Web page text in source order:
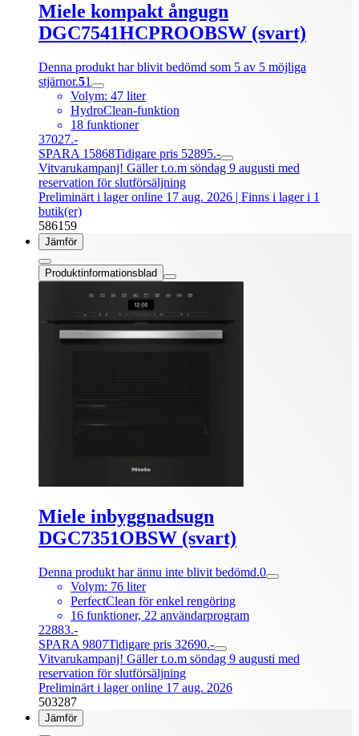
Miele kompakt ångugn
DGC7541HCPROOBSW (svart)
Denna produkt har blivit bedömd som 5 av 5 möjliga
stjärnor.51
Volym: 47 liter
HydroClean-funktion
18 funktioner
37027.-
SPARA 15868Tidigare pris 52895.-
Vitvarukampanj! Gäller t.o.m söndag 9 augusti med
reservation för slutförsäljning
Preliminärt i lager online 17 aug. 2026 | Finns i lager i 1
butik(er)
586159
Jämför
Produktinformationsblad
Miele inbyggnadsugn
DGC7351OBSW (svart)
Denna produkt har ännu inte blivit bedömd.0
Volym: 76 liter
PerfectClean för enkel rengöring
16 funktioner, 22 användarprogram
22883.-
SPARA 9807Tidigare pris 32690.-
Vitvarukampanj! Gäller t.o.m söndag 9 augusti med
reservation för slutförsäljning
Preliminärt i lager online 17 aug. 2026
503287
Jämför